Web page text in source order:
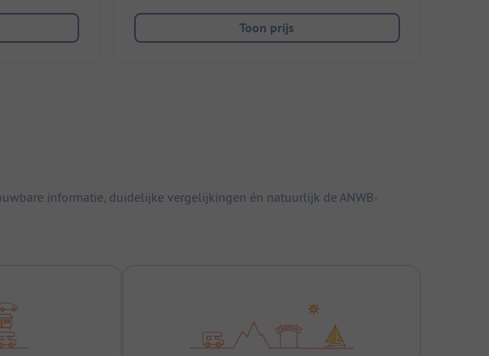
Toon prijs
informatie, duidelijke vergelijkingen én natuurlijk de ANWB-